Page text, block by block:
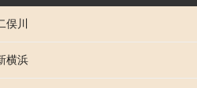
俣川
横浜